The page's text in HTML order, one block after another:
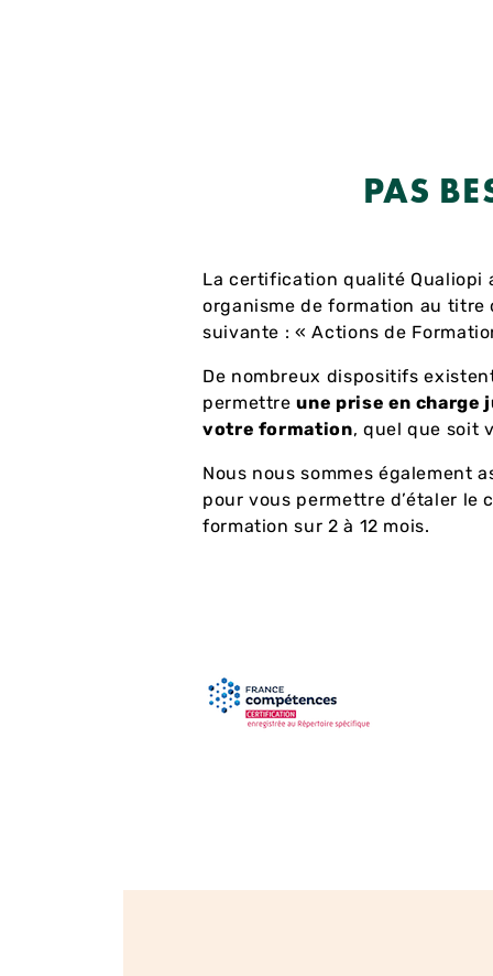
PAS
La certification qualité Qualiopi
organisme de formation au titre
suivante : « Actions de
De nombreux dispositifs
permettreune prise en charge
votre formation, quel que soit
Nous nous sommes également
pour vous permettre d’étaler le
formation sur 2 à 12 mois.